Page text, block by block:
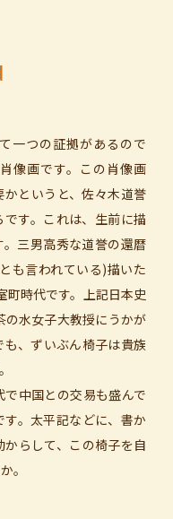
一つの証拠があるので
像画です。この肖像画
というと、佐々木道誉
す。これは、生前に描
三男高秀な道誉の還暦
も言われている)描いた
町時代です。上記日本史
の水女子大教授にうかが
、ずいぶん椅子は貴族
中国との交易も盛んで
。太平記などに、書か
らして、この椅子を自
。